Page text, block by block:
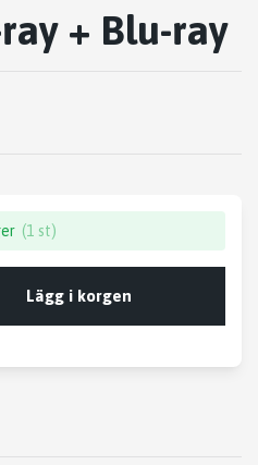
+ Blu-ray
(1 st)
Lägg i korgen